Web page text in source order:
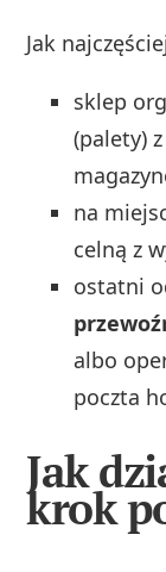
Jak
sklep
(palety)
na
celną z
ostatni
albo
poczta
Jak
krok